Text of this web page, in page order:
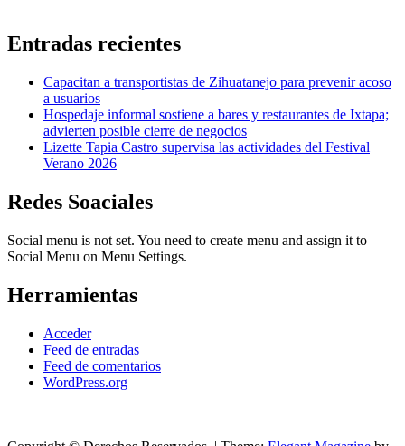
Entradas recientes
Capacitan a transportistas de Zihuatanejo para prevenir acoso
a usuarios
Hospedaje informal sostiene a bares y restaurantes de Ixtapa;
advierten posible cierre de negocios
Lizette Tapia Castro supervisa las actividades del Festival
Verano 2026
Redes Soaciales
Social menu is not set. You need to create menu and assign it to
Social Menu on Menu Settings.
Herramientas
Acceder
Feed de entradas
Feed de comentarios
WordPress.org